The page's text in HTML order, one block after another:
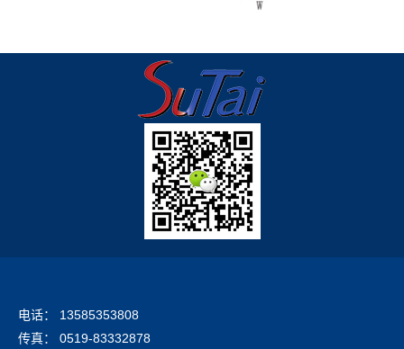
电话： 13585353808
传真： 0519-83332878